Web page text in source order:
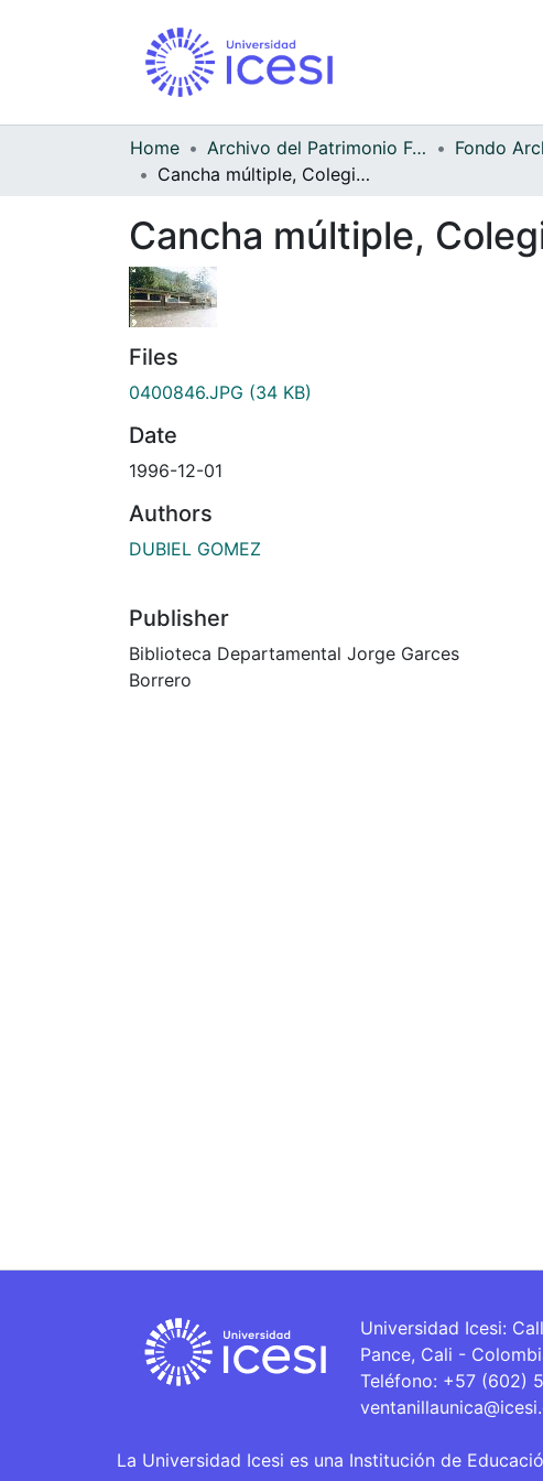
Home Archivo del Patrimonio Fotográfico y Fílmico del Valle del Cauca
Cancha múltiple, Colegio José María Cordoba
Cancha múltiple,
Files
0400846.JPG (34 KB)
Date
1996-12-01
Authors
DUBIEL GOMEZ
Publisher
Biblioteca Departamental Jorge Garces
Borrero
Universidad Icesi:
Pance, Cali -
Teléfono: +57 (602)
La Universidad Icesi es una Institución de